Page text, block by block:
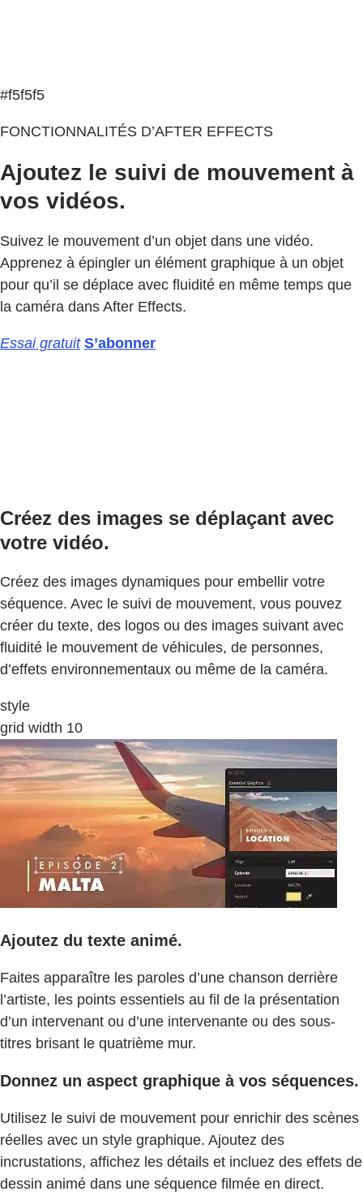
#f5f5f5
FONCTIONNALITÉS D’AFTER EFFECTS
Ajoutez le suivi de mouvement à
vos vidéos.
Suivez le mouvement d’un objet dans une vidéo.
Apprenez à épingler un élément graphique à un objet
pour qu’il se déplace avec fluidité en même temps que
la caméra dans After Effects.
Essai gratuit S’abonner
Créez des images se déplaçant avec
votre vidéo.
Créez des images dynamiques pour embellir votre
séquence. Avec le suivi de mouvement, vous pouvez
créer du texte, des logos ou des images suivant avec
fluidité le mouvement de véhicules, de personnes,
d’effets environnementaux ou même de la caméra.
style
grid width 10
Ajoutez du texte animé.
Faites apparaître les paroles d’une chanson derrière
l’artiste, les points essentiels au fil de la présentation
d’un intervenant ou d’une intervenante ou des sous-
titres brisant le quatrième mur.
Donnez un aspect graphique à vos séquences.
Utilisez le suivi de mouvement pour enrichir des scènes
réelles avec un style graphique. Ajoutez des
incrustations, affichez les détails et incluez des effets de
dessin animé dans une séquence filmée en direct.